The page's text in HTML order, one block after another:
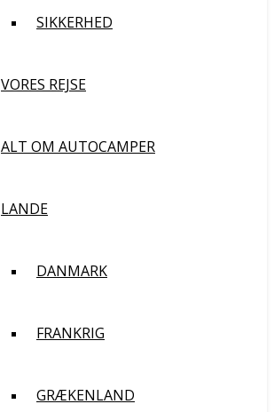
SIKKERHED
VORES REJSE
ALT OM AUTOCAMPER
LANDE
DANMARK
FRANKRIG
GRÆKENLAND